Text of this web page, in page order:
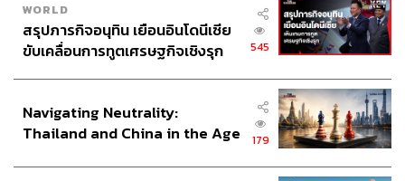
WORLD
สรุปภารกิจอนุทิน เยือนอินโดนีเซีย
ขับเคลื่อนการทูตเศรษฐกิจเชิงรุก
545
Navigating Neutrality:
Thailand and China in the Age
179